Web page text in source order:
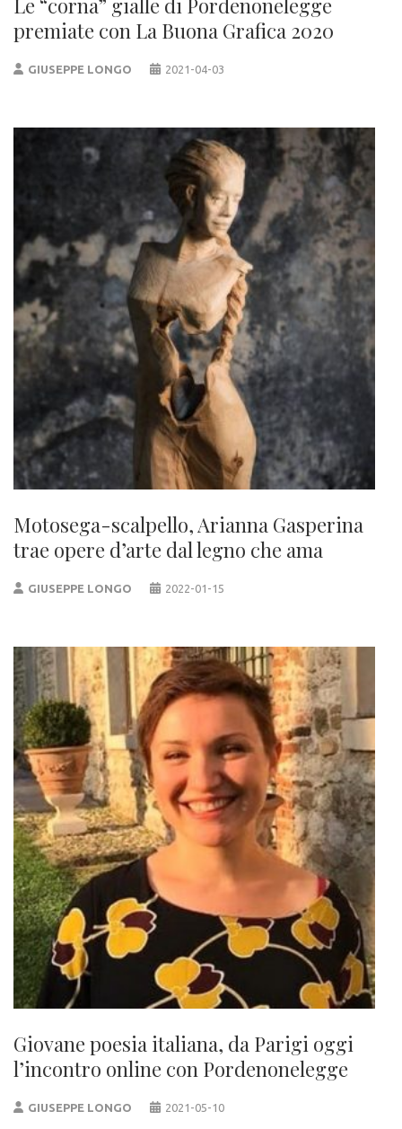
premiate con La Buona Grafica 2020
GIUSEPPE LONGO 2021-04-03
Motosega-scalpello, Arianna Gasperina
trae opere d’arte dal legno che ama
GIUSEPPE LONGO 2022-01-15
Giovane poesia italiana, da Parigi oggi
l’incontro online con Pordenonelegge
GIUSEPPE LONGO 2021-05-10